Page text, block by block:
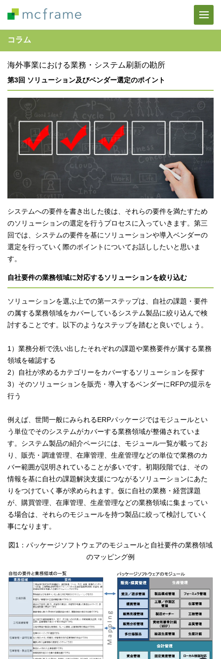
コラム
海外事業における業務・システム刷新の勘所
第3回 ソリューション及びベンダー選定のポイント
システムへの要件を書き出した後は、それらの要件を満たすため
のソリューションの選定を行うプロセスに入っていきます。第三
回では、システムの要件を基にソリューションや導入ベンダーの
選定を行っていく際のポイントについてお話ししたいと思いま
す。
自社要件の業務領域に対応するソリューションを絞り込む
ソリューションを選ぶ上での第一ステップは、自社の課題・要件
の属する業務領域をカバーしているシステム製品に絞り込んで検
討することです。以下のようなステップを踏むと良いでしょう。
1）業務分析で洗い出したそれぞれの課題や業務要件が属する業務
領域を確認する
2）自社が求めるカテゴリーをカバーするソリューションを探す
3）そのソリューションを販売・導入するベンダーにRFPの提示を
行う
例えば、世間一般にみられるERPパッケージではモジュールとい
う単位でそのシステムがカバーする業務領域が整備されていま
す。システム製品の紹介ページには、モジュール一覧が載ってお
り、販売・調達管理、在庫管理、生産管理などの単位で業務のカ
バー範囲が説明されていることが多いです。初期段階では、その
情報を基に自社の課題解決支援につながるソリューションにあた
りをつけていく事が求められます。仮に自社の業務・経営課題
が、購買管理、在庫管理、生産管理などの業務領域に集まってい
る場合は、それらのモジュールを持つ製品に絞って検討していく
事になります。
図1：パッケージソフトウェアのモジュールと自社要件の業務領域
のマッピング例